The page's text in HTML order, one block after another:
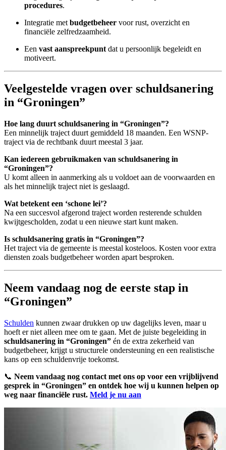
procedures.
Integratie met budgetbeheer voor rust, overzicht en
financiële zelfredzaamheid.
Een vast aanspreekpunt dat u persoonlijk begeleidt en
motiveert.
Veelgestelde vragen over schuldsanering
in “Groningen”
Hoe lang duurt schuldsanering in “Groningen”?
Een minnelijk traject duurt gemiddeld 18 maanden. Een WSNP-
traject via de rechtbank duurt meestal 3 jaar.
Kan iedereen gebruikmaken van schuldsanering in
“Groningen”?
U komt alleen in aanmerking als u voldoet aan de voorwaarden en
als het minnelijk traject niet is geslaagd.
Wat betekent een ‘schone lei’?
Na een succesvol afgerond traject worden resterende schulden
kwijtgescholden, zodat u een nieuwe start kunt maken.
Is schuldsanering gratis in “Groningen”?
Het traject via de gemeente is meestal kosteloos. Kosten voor extra
diensten zoals budgetbeheer worden apart besproken.
Neem vandaag nog de eerste stap in
“Groningen”
Schulden kunnen zwaar drukken op uw dagelijks leven, maar u
hoeft er niet alleen mee om te gaan. Met de juiste begeleiding in
schuldsanering in “Groningen” én de extra zekerheid van
budgetbeheer, krijgt u structurele ondersteuning en een realistische
kans op een schuldenvrije toekomst.
📞 Neem vandaag nog contact met ons op voor een vrijblijvend
gesprek in “Groningen” en ontdek hoe wij u kunnen helpen op
weg naar financiële rust. Meld je nu aan